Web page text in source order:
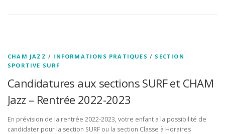
CHAM JAZZ / INFORMATIONS PRATIQUES / SECTION
SPORTIVE SURF
Candidatures aux sections SURF et CHAM
Jazz – Rentrée 2022-2023
En prévision de la rentrée 2022-2023, votre enfant a la possibilité de
candidater pour la section SURF ou la section Classe à Horaires